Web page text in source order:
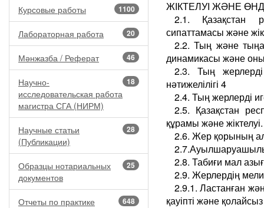
1100
Курсовые работы
20
Лабораторная работа
46
Мәнжазба / Реферат
18
Научно-
исследовательская работа
магистра СГА (НИРМ)
28
Научные статьи
(Публикации)
25
Образцы нотариальных
документов
648
Отчеты по практике
ЖІКТЕЛУІ ЖӘНЕ
2.1. Қазақстан
сипаттамасы және
2.2. Тың және
динамикасы және
2.3. Тың жерлерді
нәтижелілігі 4
2.4. Тың жерлерді
2.5. Қазақстан
құрамы және
2.6. Жер қорының
2.8. Табиғи мал
2.9. Жерлердің
2.9.1. Ластанған
қауіпті және